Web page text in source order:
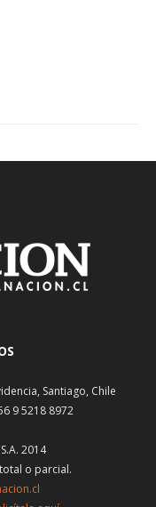
Santiago, Chile
9 5218 8972
2014
o parcial.